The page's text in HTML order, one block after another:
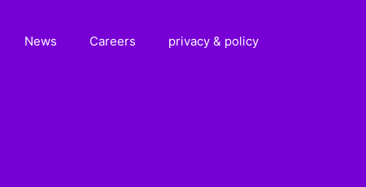
News Careers privacy & policy